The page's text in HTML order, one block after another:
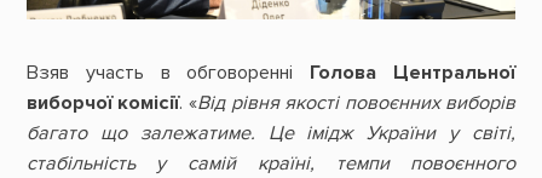
Взяв участь в обговоренні Голова Центральної
виборчої комісії. «Від рівня якості повоєнних виборів
багато що залежатиме. Це імідж України у світі,
стабільність у самій країні, темпи повоєнного